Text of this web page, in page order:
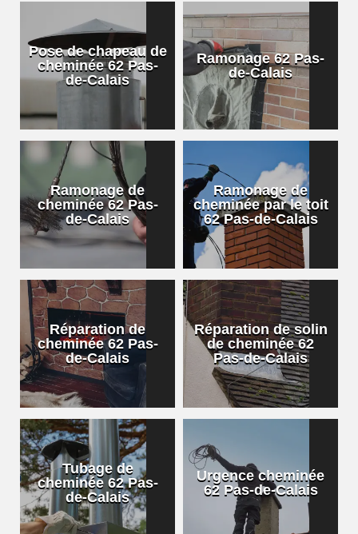
Pose de chapeau de
cheminée 62 Pas-
de-Calais
Ramonage 62 Pas-
de-Calais
Ramonage de
cheminée 62 Pas-
de-Calais
Ramonage de
cheminée par le toit
62 Pas-de-Calais
Réparation de
cheminée 62 Pas-
de-Calais
Réparation de solin
de cheminée 62
Pas-de-Calais
Tubage de
cheminée 62 Pas-
de-Calais
Urgence cheminée
62 Pas-de-Calais